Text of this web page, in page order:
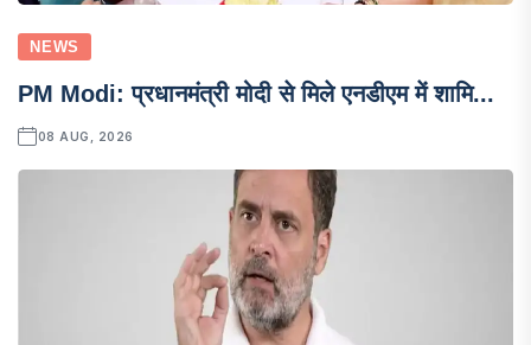
NEWS
PM Modi: प्रधानमंत्री मोदी से मिले एनडीएम में शामि...
08 AUG, 2026